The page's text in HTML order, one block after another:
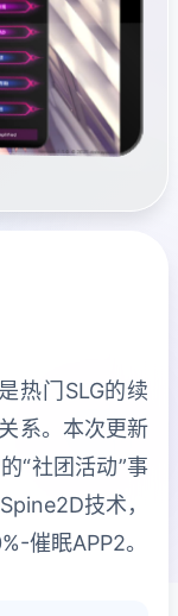
热门SLG的续
系。本次更新
“社团活动”事
技术，
催眠APP2。